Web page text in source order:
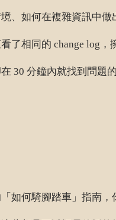
、如何在複雜資訊中
相同的 change log，
30 分鐘內就找到問題的
如何騎腳踏車」指南，